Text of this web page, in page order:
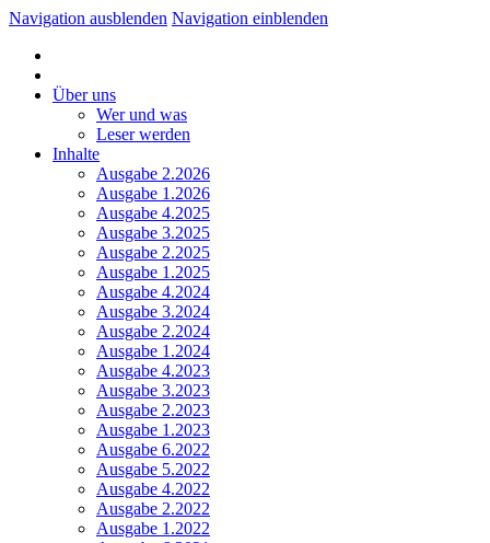
Navigation ausblenden Navigation einblenden
Über uns
Wer und was
Leser werden
Inhalte
Ausgabe 2.2026
Ausgabe 1.2026
Ausgabe 4.2025
Ausgabe 3.2025
Ausgabe 2.2025
Ausgabe 1.2025
Ausgabe 4.2024
Ausgabe 3.2024
Ausgabe 2.2024
Ausgabe 1.2024
Ausgabe 4.2023
Ausgabe 3.2023
Ausgabe 2.2023
Ausgabe 1.2023
Ausgabe 6.2022
Ausgabe 5.2022
Ausgabe 4.2022
Ausgabe 2.2022
Ausgabe 1.2022